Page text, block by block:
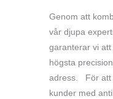
Genom att
vår djupa
garanterar vi
högsta
adress. För att
kunder med